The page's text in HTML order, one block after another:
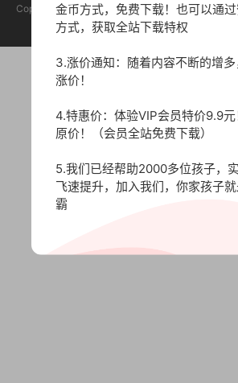
Copyright © 2023 柠檬学堂 版权声明：本站所有
原作者所有，如有侵权，请联系
金币方式，免费下载！也可以通
方式，获取全站下载特权
3.涨价通知：随着内容不断的增
涨价！
4.特惠价：体验VIP会员特价9.9
原价！（会员全站免费下载）
5.我们已经帮助2000多位孩子，
飞速提升，加入我们，你家孩子
霸